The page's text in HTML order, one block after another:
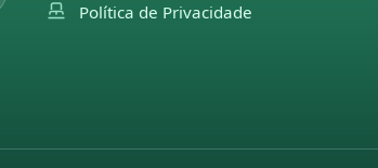
Política de Privacidade